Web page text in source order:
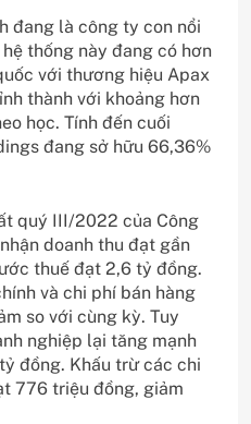
đang là công ty con nổi
thống này đang có hơn
với thương hiệu Apax
thành với khoảng hơn
học. Tính đến cuối
đang sở hữu 66,36%
quý III/2022 của Công
doanh thu đạt gần
thuế đạt 2,6 tỷ đồng.
và chi phí bán hàng
so với cùng kỳ. Tuy
nghiệp lại tăng mạnh
đồng. Khấu trừ các chi
776 triệu đồng, giảm